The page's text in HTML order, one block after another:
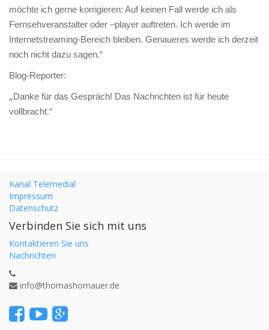
möchte ich gerne korrigieren: Auf keinen Fall werde ich als
Fernsehveranstalter oder –player auftreten. Ich werde im
Internetstreaming-Bereich bleiben. Genaueres werde ich derzeit
noch nicht dazu sagen.“
Blog-Reporter:
„Danke für das Gespräch! Das Nachrichten ist für heute
vollbracht.“
Kanal Telemedial
Impressum
Datenschutz
Verbinden Sie sich mit uns
Kontaktieren Sie uns
Nachrichten
info@thomashornauer.de